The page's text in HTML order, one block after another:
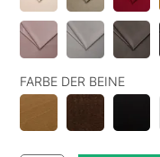
FARBE DER BEINE